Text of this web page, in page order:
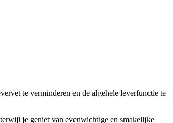
te verminderen en de algehele leverfunctie te
je geniet van evenwichtige en smakelijke